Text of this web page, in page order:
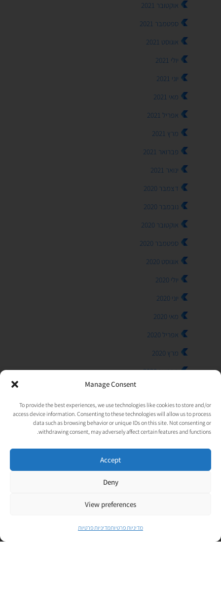
Manage Consent
To provide the best experiences, we use technologies like cookies to store and/or
access device information. Consenting to these technologies will allow us to process
data such as browsing behavior or unique IDs on this site. Not consenting or
withdrawing consent, may adversely affect certain features and functions.
Accept
Deny
View preferences
מדיניות פרטיותמדיניות פרטיות
אוקטובר 2021
ספטמבר 2021
אוגוסט 2021
יולי 2021
יוני 2021
מאי 2021
אפריל 2021
מרץ 2021
פברואר 2021
ינואר 2021
דצמבר 2020
נובמבר 2020
אוקטובר 2020
ספטמבר 2020
אוגוסט 2020
יולי 2020
יוני 2020
מאי 2020
אפריל 2020
מרץ 2020
פברואר 2020
דצמבר 2019
נובמבר 2019